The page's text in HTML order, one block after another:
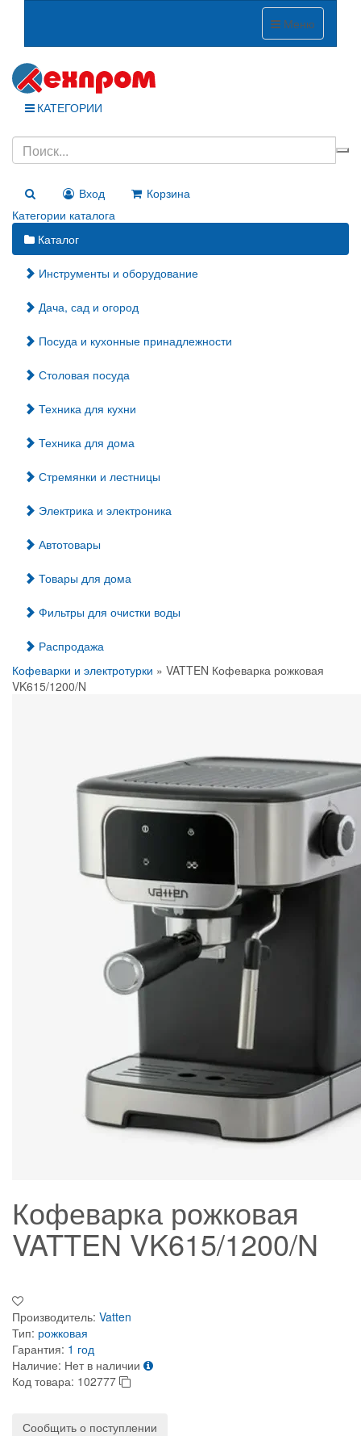
Меню
КАТЕГОРИИ
Вход
Корзина
Категории каталога
Каталог
Инструменты и оборудование
Дача, сад и огород
Посуда и кухонные принадлежности
Столовая посуда
Техника для кухни
Техника для дома
Стремянки и лестницы
Электрика и электроника
Автотовары
Товары для дома
Фильтры для очистки воды
Распродажа
Кофеварки и электротурки » VATTEN Кофеварка рожковая
VK615/1200/N
Кофеварка рожковая
VATTEN VK615/1200/N
Производитель: Vatten
Тип: рожковая
Гарантия: 1 год
Наличие: Нет в наличии
Код товара: 102777
Сообщить о поступлении